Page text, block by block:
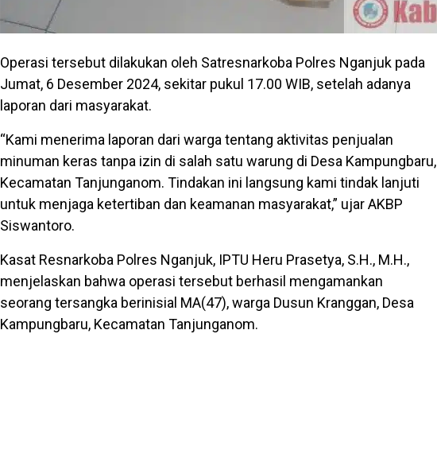
Operasi tersebut dilakukan oleh Satresnarkoba Polres Nganjuk pada
Jumat, 6 Desember 2024, sekitar pukul 17.00 WIB, setelah adanya
laporan dari masyarakat.
“Kami menerima laporan dari warga tentang aktivitas penjualan
minuman keras tanpa izin di salah satu warung di Desa Kampungbaru,
Kecamatan Tanjunganom. Tindakan ini langsung kami tindak lanjuti
untuk menjaga ketertiban dan keamanan masyarakat,” ujar AKBP
Siswantoro.
Kasat Resnarkoba Polres Nganjuk, IPTU Heru Prasetya, S.H., M.H.,
menjelaskan bahwa operasi tersebut berhasil mengamankan
seorang tersangka berinisial MA(47), warga Dusun Kranggan, Desa
Kampungbaru, Kecamatan Tanjunganom.